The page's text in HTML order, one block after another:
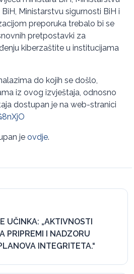
Ministarstvu sigurnosti BiH i
preporuka trebalo bi se
pretpostavki za
kiberzaštite u institucijama
do kojih se došlo,
iz ovog izvještaja, odnosno
dostupan je na web-stranici
je ovdje.
UČINKA: „AKTIVNOSTI
PRIPREMI I NADZORU
INTEGRITETA.“